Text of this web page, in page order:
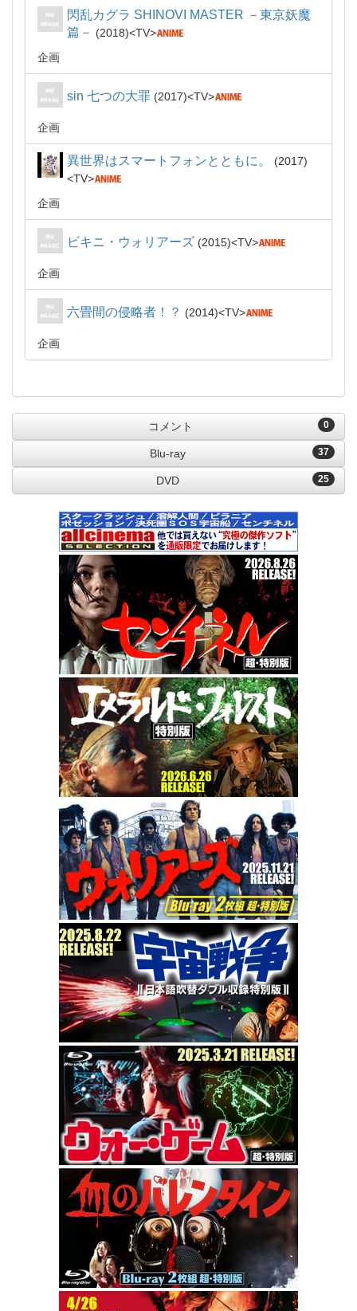
閃乱カグラ SHINOVI MASTER －東京妖魔
篇－
2018
TV
企画
sin 七つの大罪 2017 TV
企画
異世界はスマートフォンとともに。
2017
TV
企画
ビキニ・ウォリアーズ 2015 TV
企画
六畳間の侵略者！？ 2014 TV
企画
0
コメント
37
Blu-ray
25
DVD